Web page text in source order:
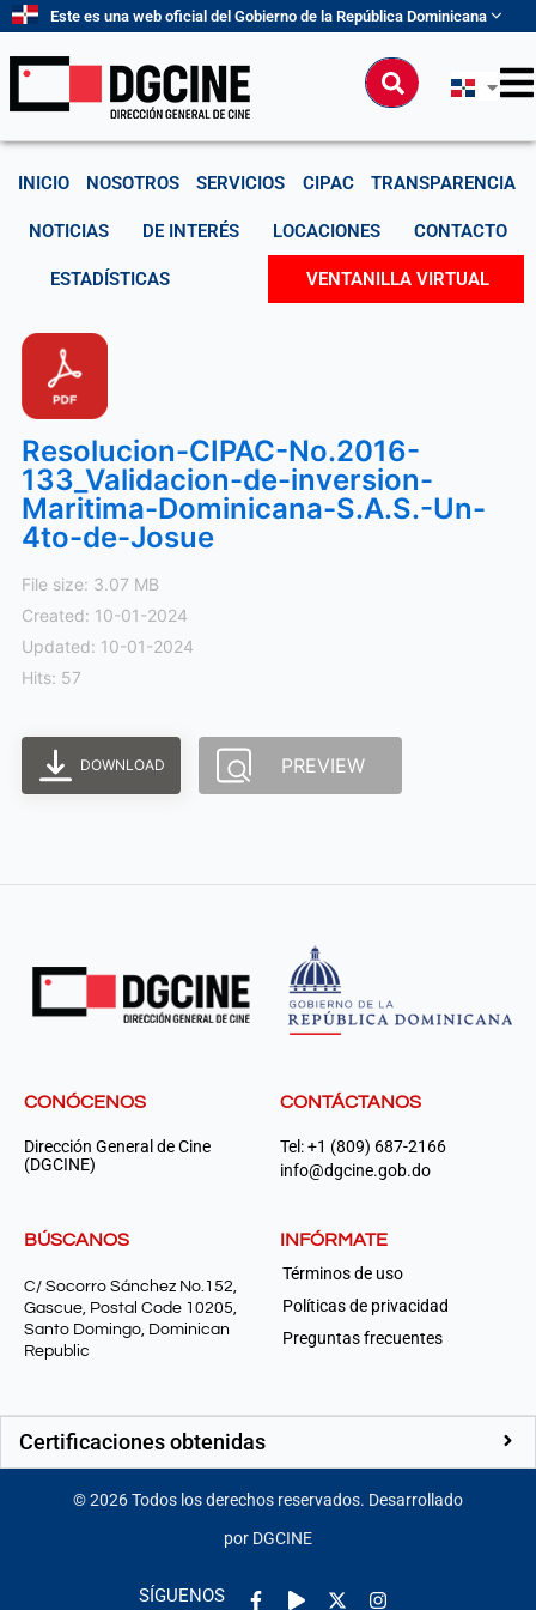
contenido
Este es una web oficial del Gobierno de la República Dominicana
Buscar
INICIO NOSOTROS SERVICIOS CIPAC TRANSPARENCIA
NOTICIAS DE INTERÉS LOCACIONES CONTACTO
ESTADÍSTICAS VENTANILLA VIRTUAL
Resolucion-CIPAC-No.2016-
133_Validacion-de-inversion-
Maritima-Dominicana-S.A.S.-Un-
4to-de-Josue
File size: 3.07 MB
Created: 10-01-2024
Updated: 10-01-2024
Hits: 57
DOWNLOAD PREVIEW
CONÓCENOS
Dirección General de Cine
(DGCINE)
CONTÁCTANOS
Tel: +1 (809) 687-2166
info@dgcine.gob.do
BÚSCANOS
C/ Socorro Sánchez No.152,
Gascue, Postal Code 10205,
Santo Domingo, Dominican
Republic
INFÓRMATE
Términos de uso
Políticas de privacidad
Preguntas frecuentes
Certificaciones obtenidas
©2026Todos los derechos reservados. Desarrollado
por DGCINE
SÍGUENOS
Facebook-
Play Instagram